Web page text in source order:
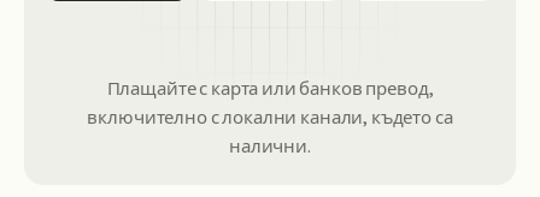
Плащайте с карта или банков превод,
включително с локални канали, където са
налични.